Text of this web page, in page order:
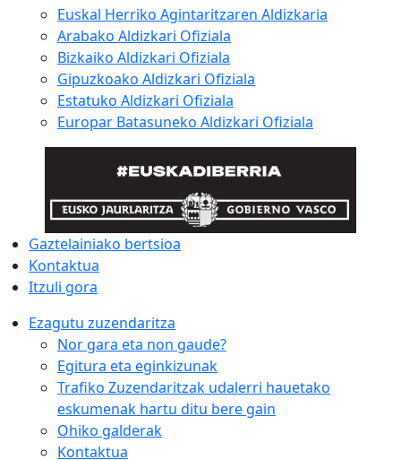
Euskal Herriko Agintaritzaren Aldizkaria
Arabako Aldizkari Ofiziala
Bizkaiko Aldizkari Ofiziala
Gipuzkoako Aldizkari Ofiziala
Estatuko Aldizkari Ofiziala
Europar Batasuneko Aldizkari Ofiziala
Gaztelainiako bertsioa
Kontaktua
Itzuli gora
Ezagutu zuzendaritza
Nor gara eta non gaude?
Egitura eta eginkizunak
Trafiko Zuzendaritzak udalerri hauetako
eskumenak hartu ditu bere gain
Ohiko galderak
Kontaktua